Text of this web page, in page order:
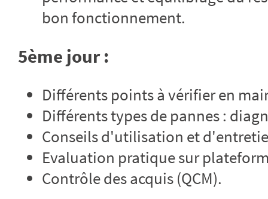
bon fonctionnement.
5ème jour :
Différents points à vérifier en
Différents types de pannes :
Conseils d'utilisation et
Evaluation pratique sur
Contrôle des acquis (QCM).